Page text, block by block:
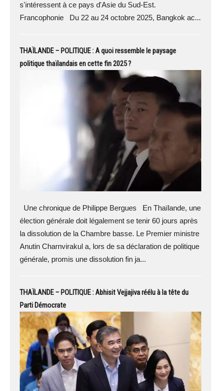
s'intéressent à ce pays d'Asie du Sud-Est.
Francophonie Du 22 au 24 octobre 2025, Bangkok ac...
THAÏLANDE – POLITIQUE : A quoi ressemble le paysage
politique thaïlandais en cette fin 2025 ?
Une chronique de Philippe Bergues En Thaïlande, une
élection générale doit légalement se tenir 60 jours après
la dissolution de la Chambre basse. Le Premier ministre
Anutin Charnvirakul a, lors de sa déclaration de politique
générale, promis une dissolution fin ja...
THAÏLANDE – POLITIQUE : Abhisit Vejjajiva réélu à la tête du
Parti Démocrate